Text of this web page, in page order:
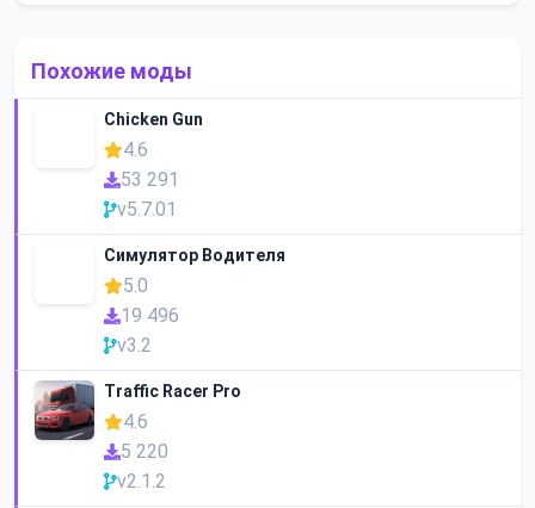
Похожие моды
Chicken Gun
4.6
53 291
v5.7.01
Симулятор Водителя
5.0
19 496
v3.2
Traffic Racer Pro
4.6
5 220
v2.1.2